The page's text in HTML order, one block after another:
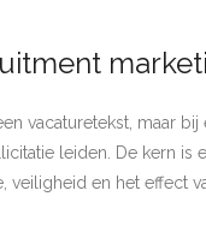
vacaturetekst, maar bij
leiden. De kern
en het effect